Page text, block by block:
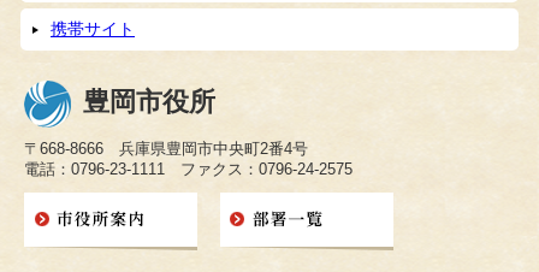
携帯サイト
豊岡市役所
〒668-8666 兵庫県豊岡市中央町2番4号
電話：0796-23-1111 ファクス：0796-24-2575